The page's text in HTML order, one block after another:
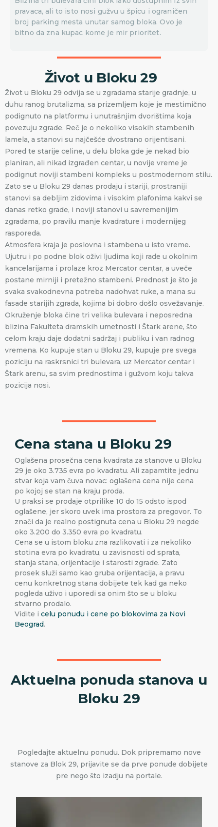
pravaca, ali to isto nosi gužvu u špicu i ograničen
broj parking mesta unutar samog bloka. Ovo je
bitno da zna kupac kome je mir prioritet.
Život u Bloku 29
Život u Bloku 29 odvija se u zgradama starije gradnje, u
duhu ranog brutalizma, sa prizemljem koje je mestimično
podignuto na platformu i unutrašnjim dvorištima koja
povezuju zgrade. Reč je o nekoliko visokih stambenih
lamela, a stanovi su najčešće dvostrano orijentisani.
Pored te starije celine, u delu bloka gde je nekad bio
planiran, ali nikad izgrađen centar, u novije vreme je
podignut noviji stambeni kompleks u postmodernom stilu.
Zato se u Bloku 29 danas prodaju i stariji, prostraniji
stanovi sa debljim zidovima i visokim plafonima kakvi se
danas retko grade, i noviji stanovi u savremenijim
zgradama, po pravilu manje kvadrature i modernijeg
rasporeda.
Atmosfera kraja je poslovna i stambena u isto vreme.
Ujutru i po podne blok oživi ljudima koji rade u okolnim
kancelarijama i prolaze kroz Mercator centar, a uveče
postane mirniji i pretežno stambeni. Prednost je što je
svaka svakodnevna potreba nadohvat ruke, a mana su
fasade starijih zgrada, kojima bi dobro došlo osvežavanje.
Okruženje bloka čine tri velika bulevara i neposredna
blizina Fakulteta dramskih umetnosti i Štark arene, što
celom kraju daje dodatni sadržaj i publiku i van radnog
vremena. Ko kupuje stan u Bloku 29, kupuje pre svega
poziciju na raskrsnici tri bulevara, uz Mercator centar i
Štark arenu, sa svim prednostima i gužvom koju takva
pozicija nosi.
Cena stana u Bloku 29
Oglašena prosečna cena kvadrata za stanove u Bloku
29 je oko 3.735 evra po kvadratu. Ali zapamtite jednu
stvar koja vam čuva novac: oglašena cena nije cena
po kojoj se stan na kraju proda.
U praksi se prodaje otprilike 10 do 15 odsto ispod
oglašene, jer skoro uvek ima prostora za pregovor. To
znači da je realno postignuta cena u Bloku 29 negde
oko 3.200 do 3.350 evra po kvadratu.
Cena se u istom bloku zna razlikovati i za nekoliko
stotina evra po kvadratu, u zavisnosti od sprata,
stanja stana, orijentacije i starosti zgrade. Zato
prosek služi samo kao gruba orijentacija, a pravu
cenu konkretnog stana dobijete tek kad ga neko
pogleda uživo i uporedi sa onim što se u bloku
stvarno prodalo.
Vidite i celu ponudu i cene po blokovima za Novi
Beograd.
Aktuelna ponuda stanova u
Bloku 29
Pogledajte aktuelnu ponudu. Dok pripremamo nove
stanove za Blok 29, prijavite se da prve ponude dobijete
pre nego što izadju na portale.